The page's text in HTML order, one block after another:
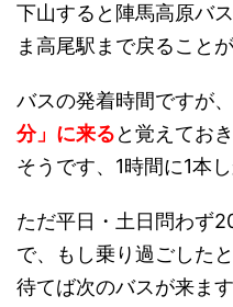
下山すると陣馬高原バ
ま高尾駅まで戻ること
バスの発着時間ですが
分」に来ると覚えてお
そうです、1時間に1本し
ただ平日・土日問わず
で、もし乗り過ごした
待てば次のバスが来ま